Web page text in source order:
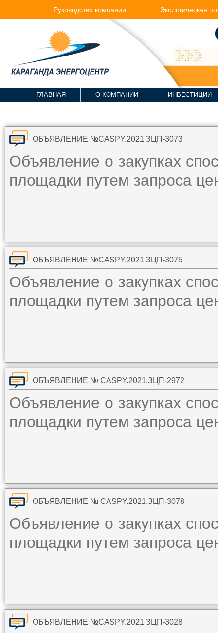
Руководство компании Экологическая
ГЛАВНАЯ О КОМПАНИИ ИНВЕСТИЦИИ
ОБЪЯВЛЕНИЕ №CASPY.2021.ЗЦП-3073
Объявление о закупках
площадки путем запроса
ОБЪЯВЛЕНИЕ №CASPY.2021.ЗЦП-3075
Объявление о закупках
площадки путем запроса
ОБЪЯВЛЕНИЕ № CASPY.2021.ЗЦП-2972
Объявление о закупках
площадки путем запроса
ОБЪЯВЛЕНИЕ № CASPY.2021.ЗЦП-3078
Объявление о закупках
площадки путем запроса
ОБЪЯВЛЕНИЕ №CASPY.2021.ЗЦП-3028